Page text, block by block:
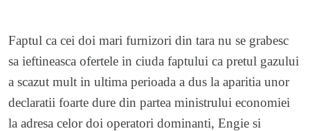
Faptul ca cei doi mari furnizori din tara nu se grabesc
sa ieftineasca ofertele in ciuda faptului ca pretul gazului
a scazut mult in ultima perioada a dus la aparitia unor
declaratii foarte dure din partea ministrului economiei
la adresa celor doi operatori dominanti, Engie si